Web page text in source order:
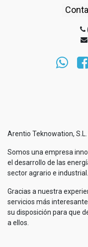
Arentio Teknowation, S.L.
Somos una empresa
el desarrollo de las
sector agrario e industrial.
Gracias a nuestra
servicios más
su disposición para que
a ellos.